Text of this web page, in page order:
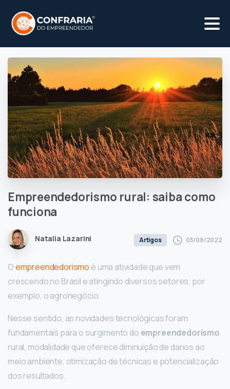
Empreendedorismo rural: saibacomo
funciona
Natalia Lazarini Artigos 03/08/2022
Oempreendedorismo é uma atividade que vem
crescendo no Brasil e atingindo diversos setores, por
exemplo, o agronegócio.
Nesse sentido, as novidades tecnológicas foram
fundamentais para o surgimento do empreendedorismo
rural, modalidade que oferece diminuição de danos ao
meio ambiente, otimização de técnicas e potencialização
dos resultados.